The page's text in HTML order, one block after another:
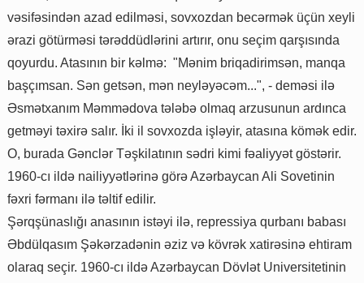
vəsifəsindən azad edilməsi, sovxozdan becərmək üçün xeyli
ərazi götürməsi tərəddüdlərini artırır, onu seçim qarşısında
qoyurdu. Atasının bir kəlmə: "Mənim briqadirimsən, manqa
başçımsan. Sən getsən, mən neyləyəcəm...", - deməsi ilə
Əsmətxanım Məmmədova tələbə olmaq arzusunun ardınca
getməyi təxirə salır. İki il sovxozda işləyir, atasına kömək edir.
O, burada Gənclər Təşkilatının sədri kimi fəaliyyət göstərir.
1960-cı ildə nailiyyətlərinə görə Azərbaycan Ali Sovetinin
fəxri fərmanı ilə təltif edilir.
Şərqşünaslığı anasının istəyi ilə, repressiya qurbanı babası
Əbdülqasım Şəkərzadənin əziz və kövrək xatirəsinə ehtiram
olaraq seçir. 1960-cı ildə Azərbaycan Dövlət Universitetinin